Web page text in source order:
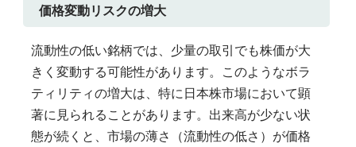
価格変動リスクの増大
流動性の低い銘柄では、少量の取引でも株価が大
きく変動する可能性があります。このようなボラ
ティリティの増大は、特に日本株市場において顕
著に見られることがあります。出来高が少ない状
態が続くと、市場の薄さ（流動性の低さ）が価格